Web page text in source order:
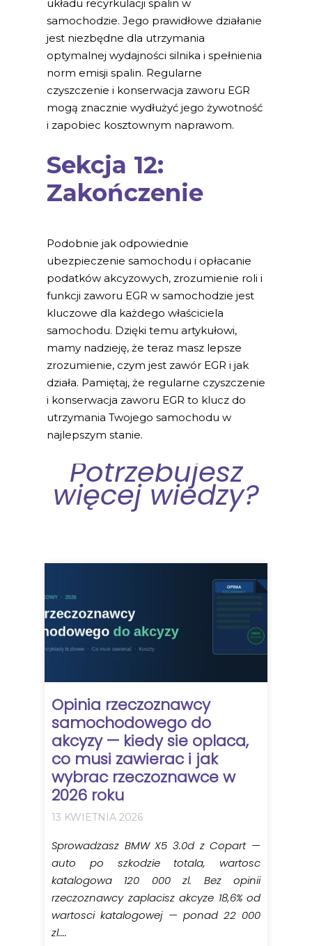
układu recyrkulacji spalin w
samochodzie. Jego prawidłowe działanie
jest niezbędne dla utrzymania
optymalnej wydajności silnika i spełnienia
norm emisji spalin. Regularne
czyszczenie i konserwacja zaworu EGR
mogą znacznie wydłużyć jego żywotność
i zapobiec kosztownym naprawom.
Sekcja 12:
Zakończenie
Podobnie jak odpowiednie
ubezpieczenie samochodu i opłacanie
podatków akcyzowych, zrozumienie roli i
funkcji zaworu EGR w samochodzie jest
kluczowe dla każdego właściciela
samochodu. Dzięki temu artykułowi,
mamy nadzieję, że teraz masz lepsze
zrozumienie, czym jest zawór EGR i jak
działa. Pamiętaj, że regularne czyszczenie
i konserwacja zaworu EGR to klucz do
utrzymania Twojego samochodu w
najlepszym stanie.
Potrzebujesz
więcej wiedzy?
Opinia rzeczoznawcy
samochodowego do
akcyzy — kiedy sie oplaca,
co musi zawierac i jak
wybrac rzeczoznawce w
2026 roku
13 KWIETNIA 2026
Sprowadzasz BMW X5 3.0d z Copart —
auto po szkodzie totala, wartosc
katalogowa 120 000 zl. Bez opinii
rzeczoznawcy zaplacisz akcyze 18,6% od
wartosci katalogowej — ponad 22 000
zl....